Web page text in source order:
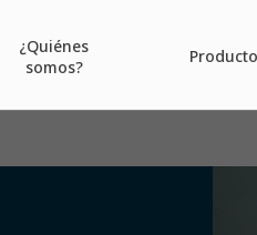
¿Quiénes
somos?